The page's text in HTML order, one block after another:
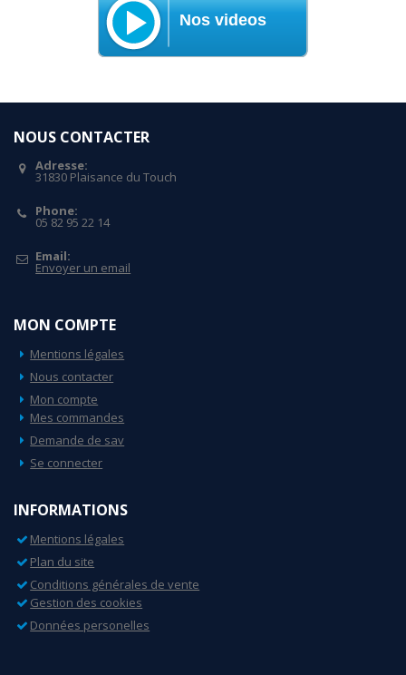
Nos videos
NOUS CONTACTER
Adresse:
31830 Plaisance du Touch
Phone:
05 82 95 22 14
Email:
Envoyer un email
MON COMPTE
Mentions légales
Nous contacter
Mon compte
Mes commandes
Demande de sav
Se connecter
INFORMATIONS
Mentions légales
Plan du site
Conditions générales de vente
Gestion des cookies
Données personelles